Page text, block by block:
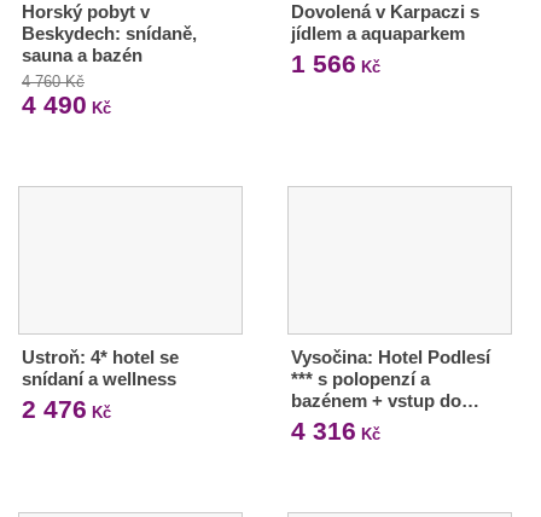
Horský pobyt v
Beskydech: snídaně,
sauna a bazén
4 760 Kč
4 490 Kč
Dovolená v Karpaczi s
jídlem a aquaparkem
1 566 Kč
Ustroň: 4* hotel se
snídaní a wellness
2 476 Kč
Vysočina: Hotel Podlesí
*** s polopenzí a
bazénem + vstup do…
4 316 Kč